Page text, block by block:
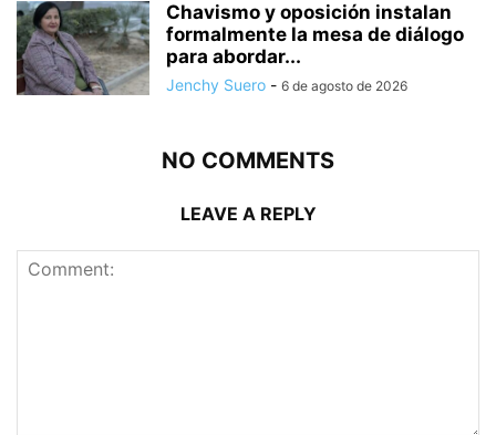
Chavismo y oposición instalan
formalmente la mesa de diálogo
para abordar...
Jenchy Suero - 6 de agosto de 2026
NO COMMENTS
LEAVE A REPLY